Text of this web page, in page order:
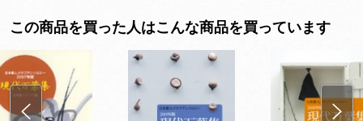
この商品を買った人はこんな商品を買っています